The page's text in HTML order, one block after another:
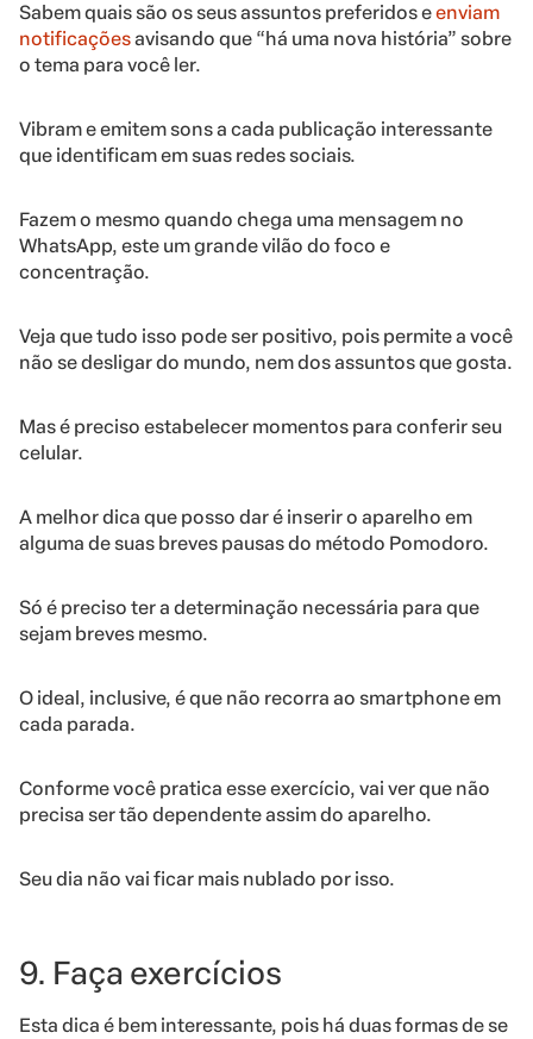
Sabem quais são os seus assuntos preferidos eenviam
notificaçõesavisando que “há uma nova história” sobre
o tema para você ler.
Vibram e emitem sons a cada publicação interessante
que identificam em suas redes sociais.
Fazem o mesmo quando chega uma mensagem no
WhatsApp, este um grande vilão do foco e
concentração.
Veja que tudo isso pode ser positivo, pois permite a você
não se desligar do mundo, nem dos assuntos que gosta.
Mas é preciso estabelecer momentos para conferir seu
celular.
A melhor dica que posso dar é inserir o aparelho em
alguma de suas breves pausas do método Pomodoro.
Só é preciso ter a determinação necessária para que
sejam breves mesmo.
O ideal, inclusive, é que não recorra ao smartphone em
cada parada.
Conforme você pratica esse exercício, vai ver que não
precisa ser tão dependente assim do aparelho.
Seu dia não vai ficar mais nublado por isso.
9. Faça exercícios
Esta dica é bem interessante, pois há duas formas de se